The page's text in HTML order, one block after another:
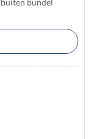
bundel